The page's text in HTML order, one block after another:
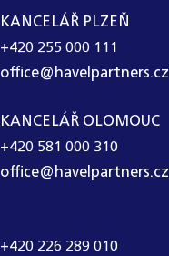
KANCELÁŘ PLZEŇ
+420 255 000 111
office@havelpartners.cz
KANCELÁŘ OLOMOUC
+420 581 000 310
office@havelpartners.cz
+420 226 289 010